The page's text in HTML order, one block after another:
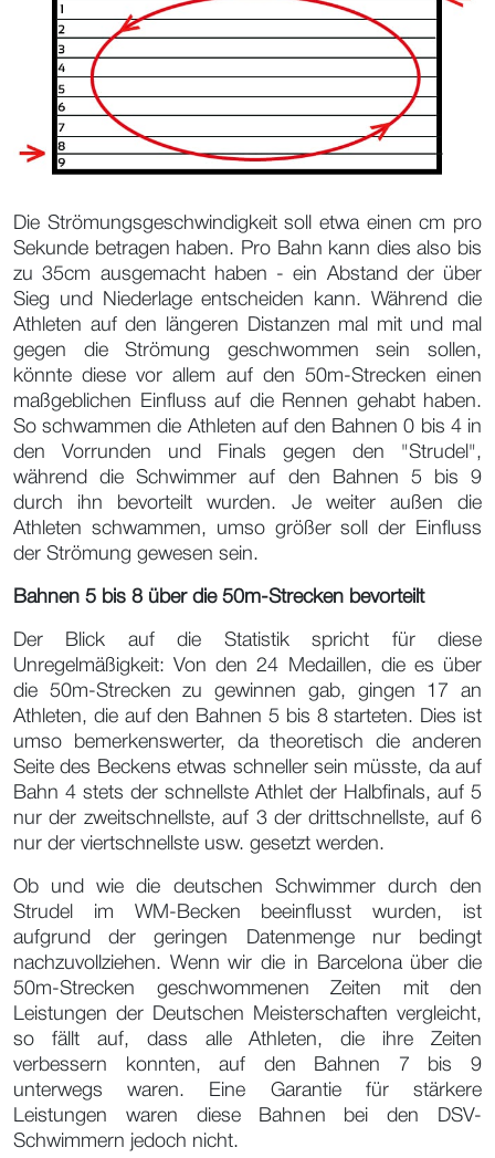
Die Strömungsgeschwindigkeit soll etwa einen cm pro
Sekunde betragen haben. Pro Bahn kann dies also bis
zu 35cm ausgemacht haben - ein Abstand der über
Sieg und Niederlage entscheiden kann. Während die
Athleten auf den längeren Distanzen mal mit und mal
gegen die Strömung geschwommen sein sollen,
könnte diese vor allem auf den 50m-Strecken einen
maßgeblichen Einfluss auf die Rennen gehabt haben.
So schwammen die Athleten auf den Bahnen 0 bis 4 in
den Vorrunden und Finals gegen den "Strudel",
während die Schwimmer auf den Bahnen 5 bis 9
durch ihn bevorteilt wurden. Je weiter außen die
Athleten schwammen, umso größer soll der Einfluss
der Strömung gewesen sein.
Bahnen 5 bis 8 über die 50m-Strecken bevorteilt
Der Blick auf die Statistik spricht für diese
Unregelmäßigkeit: Von den 24 Medaillen, die es über
die 50m-Strecken zu gewinnen gab, gingen 17 an
Athleten, die auf den Bahnen 5 bis 8 starteten. Dies ist
umso bemerkenswerter, da theoretisch die anderen
Seite des Beckens etwas schneller sein müsste, da auf
Bahn 4 stets der schnellste Athlet der Halbfinals, auf 5
nur der zweitschnellste, auf 3 der drittschnellste, auf 6
nur der viertschnellste usw. gesetzt werden.
Ob und wie die deutschen Schwimmer durch den
Strudel im WM-Becken beeinflusst wurden, ist
aufgrund der geringen Datenmenge nur bedingt
nachzuvollziehen. Wenn wir die in Barcelona über die
50m-Strecken geschwommenen Zeiten mit den
Leistungen der Deutschen Meisterschaften vergleicht,
so fällt auf, dass alle Athleten, die ihre Zeiten
verbessern konnten, auf den Bahnen 7 bis 9
unterwegs waren. Eine Garantie für stärkere
Leistungen waren diese Bahnen bei den DSV-
Schwimmern jedoch nicht.